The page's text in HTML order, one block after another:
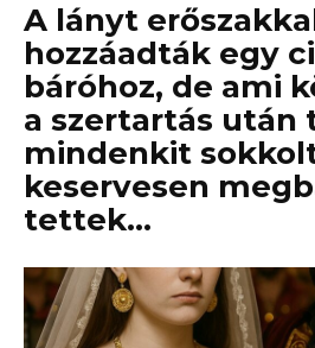
A lányt
hozzáadták egy
báróhoz, de ami
a szertartás után
mindenkit
keservesen
tettek…